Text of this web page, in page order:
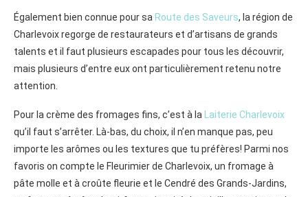
Également bien connue pour sa Route des Saveurs, la région de
Charlevoix regorge de restaurateurs et d’artisans de grands
talents et il faut plusieurs escapades pour tous les découvrir,
mais plusieurs d’entre eux ont particulièrement retenu notre
attention.
Pour la crème des fromages fins, c’est à la Laiterie Charlevoix
qu’il faut s’arrêter. Là-bas, du choix, il n’en manque pas, peu
importe les arômes ou les textures que tu préfères! Parmi nos
favoris on compte le Fleurimier de Charlevoix, un fromage à
pâte molle et à croûte fleurie et le Cendré des Grands-Jardins,